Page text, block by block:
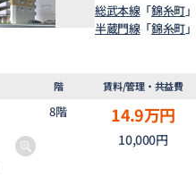
総武本線「錦糸町
半蔵門線「錦糸町
階 賃料/管理・共益費
8階 14.9万円
10,000円